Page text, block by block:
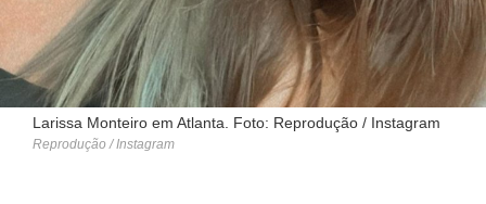
Larissa Monteiro em Atlanta. Foto: Reprodução / Instagram
Reprodução / Instagram